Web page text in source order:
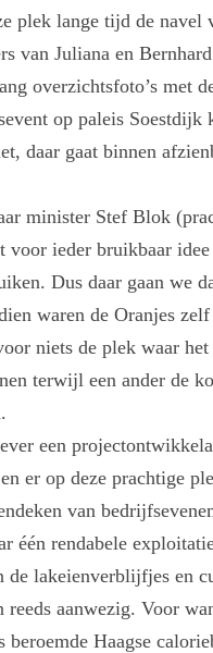
plek lange tijd de
van Juliana en
overzichtsfoto’s met
op paleis
daar gaat binnen
minister Stef Blok
voor ieder bruikbaar
Dus daar gaan we
waren de Oranjes
niets de plek waar
terwijl een ander de
een
er op deze prachtige
van
één rendabele
lakeienverblijfjes en
aanwezig. Voor
Haagse